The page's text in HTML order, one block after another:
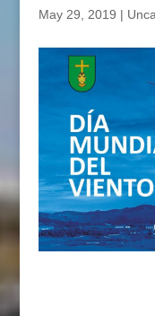
May 29, 2019 |